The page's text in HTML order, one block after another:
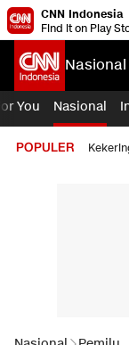
CNN Indonesia
Find it on Play
Nasional
You Nasional
POPULER